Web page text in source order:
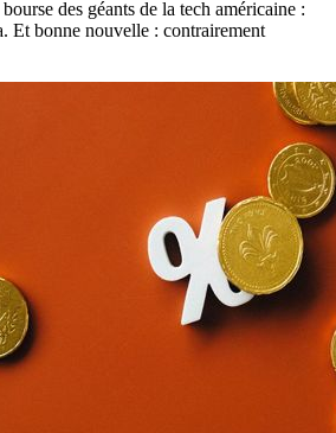
des géants de la tech américaine :
bonne nouvelle : contrairement